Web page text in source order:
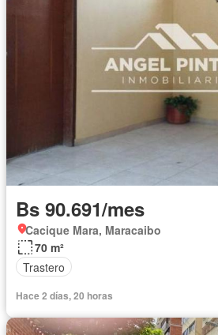
Bs 90.691/mes
Cacique Mara, Maracaibo
70 m²
Trastero
Hace 2 días, 20 horas